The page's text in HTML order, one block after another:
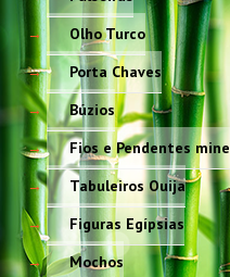
Olho Turco
Porta Chaves
Búzios
Fios e Pendentes
Tabuleiros Ouija
Figuras Egípsias
Mochos